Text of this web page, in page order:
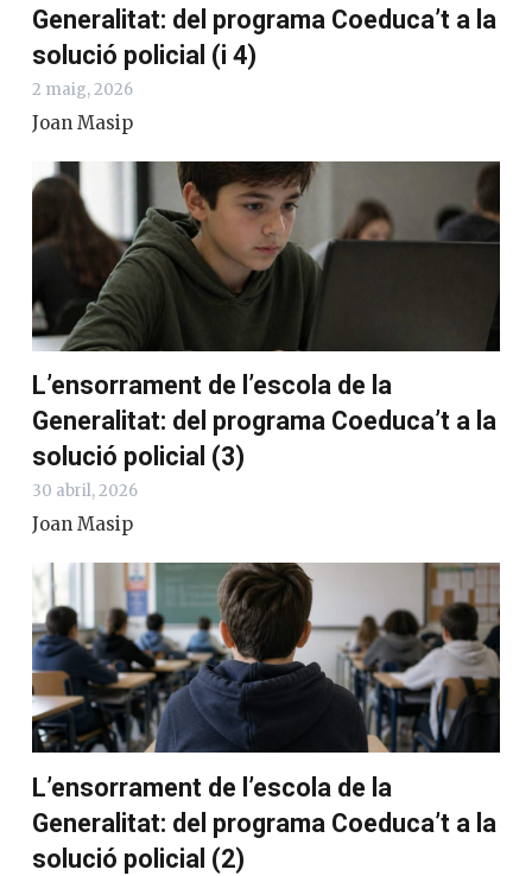
Generalitat: del programa Coeduca’t a la
solució policial (i 4)
2 maig, 2026
Joan Masip
L’ensorrament de l’escola de la
Generalitat: del programa Coeduca’t a la
solució policial (3)
30 abril, 2026
Joan Masip
L’ensorrament de l’escola de la
Generalitat: del programa Coeduca’t a la
solució policial (2)